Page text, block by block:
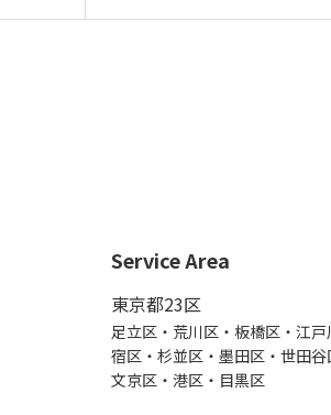
Service Area
東京都23区
足立区・荒川区・板橋区・江
宿区・杉並区・墨田区・世田
文京区・港区・目黒区